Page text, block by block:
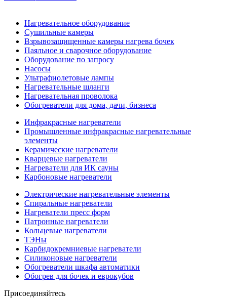
Нагревательное оборудование
Сушильные камеры
Взрывозащищенные камеры нагрева бочек
Паяльное и сварочное оборудование
Оборудование по запросу
Насосы
Ультрафиолетовые лампы
Нагревательные шланги
Нагревательная проволока
Обогреватели для дома, дачи, бизнеса
Инфракрасные нагреватели
Промышленные инфракрасные нагревательные
элементы
Керамические нагреватели
Кварцевые нагреватели
Нагреватели для ИК сауны
Карбоновые нагреватели
Электрические нагревательные элементы
Спиральные нагреватели
Нагреватели пресс форм
Патронные нагреватели
Кольцевые нагреватели
ТЭНы
Карбидокремниевые нагреватели
Силиконовые нагреватели
Обогреватели шкафа автоматики
Обогрев для бочек и еврокубов
Присоединяйтесь